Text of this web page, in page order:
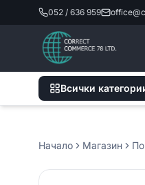
052 / 636 959
Всички
Начало Магазин